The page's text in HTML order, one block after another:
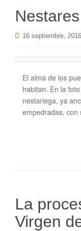
16 septiembre, 2016
El alma de los
habitan. En la
nestariega, ya
empedradas, con
La
Virgen